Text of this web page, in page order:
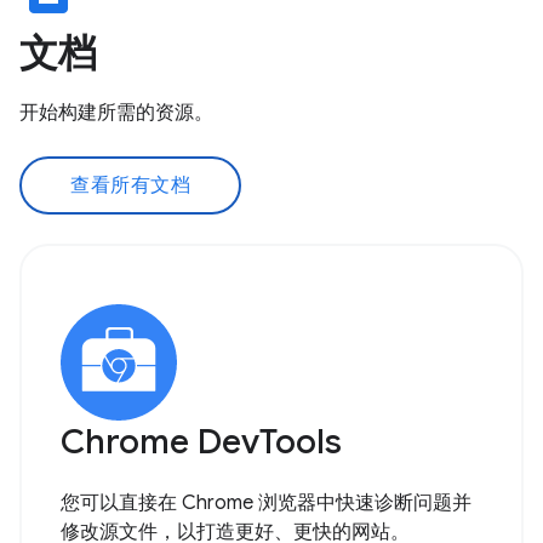
文档
开始构建所需的资源。
查看所有文档
Chrome DevTools
您可以直接在 Chrome 浏览器中快速诊断问题并
修改源文件，以打造更好、更快的网站。